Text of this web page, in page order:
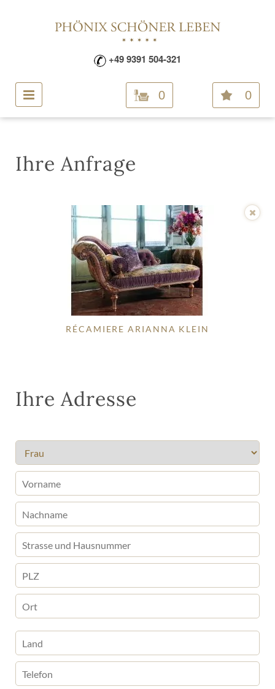
+49 9391 504-321
0 0
Ihre Anfrage
RÉCAMIERE ARIANNA KLEIN
Ihre Adresse
Bitte lasse dieses Feld leer.